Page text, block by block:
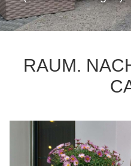
RAUM.